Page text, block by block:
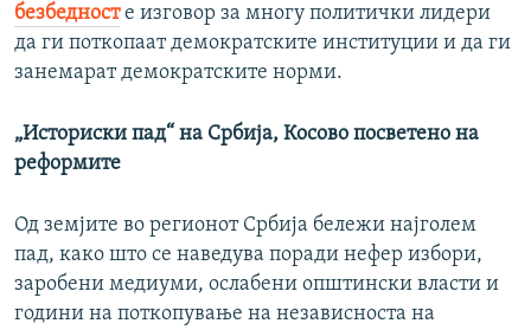
безбедносте изговор за многу политички лидери
да ги поткопаат демократските институции и да ги
занемарат демократските норми.
„Историски пад“ на Србија, Косово посветено на
реформите
Од земјите во регионот Србија бележи најголем
пад, како што се наведува поради нефер избори,
заробени медиуми, ослабени општински власти и
години на поткопување на независноста на